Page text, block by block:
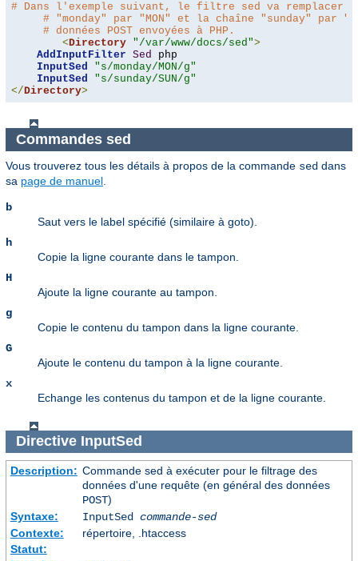
# Dans l'exemple suivant, le filtre sed va remplacer
# "monday" par "MON" et la chaîne "sunday" par
# données POST envoyées à PHP.
<Directory "/var/www/docs/sed">
AddInputFilter Sed php
InputSed
"s/monday/MON/g"
InputSed
"s/sunday/SUN/g"
</Directory>
Commandes sed
Vous trouverez tous les détails à propos de la commande sed dans
sa page de manuel
b
Saut vers le label spécifié (similaire à goto).
h
Copie la ligne courante dans le tampon.
H
Ajoute la ligne courante au tampon.
g
Copie le contenu du tampon dans la ligne courante.
G
Ajoute le contenu du tampon à la ligne courante.
x
Echange les contenus du tampon et de la ligne courante.
Directive InputSed
Description: Commande sed à exécuter pour le filtrage des
données d'une requête (en général des données
POST)
Syntaxe:
InputSed commande-sed
Contexte:
répertoire, .htaccess
Statut: